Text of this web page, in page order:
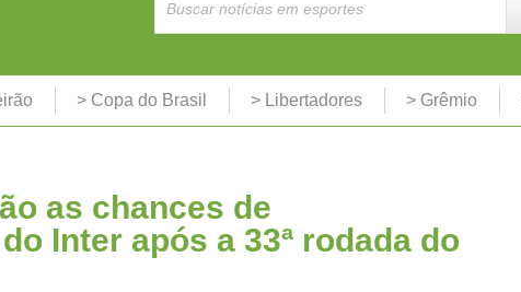
> Copa do Brasil > Libertadores > Grêmio
as chances de
Inter após a 33ª rodada do